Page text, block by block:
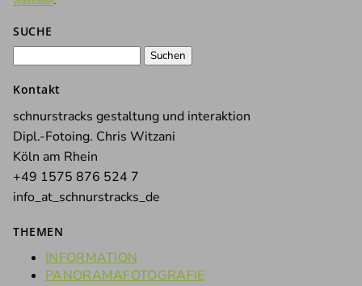
SUCHE
Kontakt
schnurstracks gestaltung und interaktion
Dipl.-Fotoing. Chris Witzani
Köln am Rhein
+49 1575 876 524 7
info_at_schnurstracks_de
THEMEN
INFORMATION
PANORAMAFOTOGRAFIE